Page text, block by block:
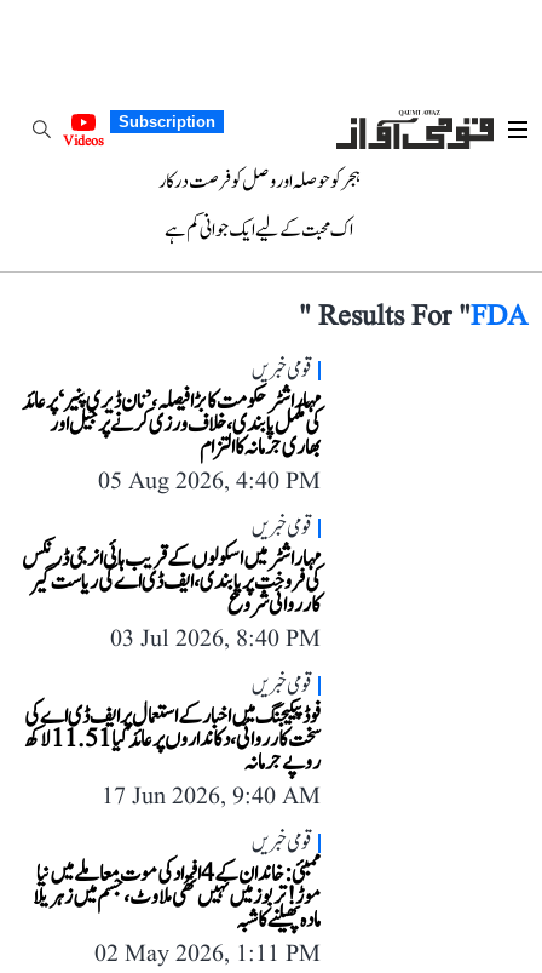
Subscription
Videos
ہجر کو حوصلہ اور وصل کو فرصت درکار
اک محبت کے لیے ایک جوانی کم ہے
Results For "FDA
"
قومی خبریں
مہاراشٹر حکومت کا بڑا فیصلہ، ’نان ڈیری پنیر‘ پر عائد
کی مکمل پابندی، خلاف ورزی کرنے پر جیل اور
بھاری جرمانہ کا التزام
05 Aug 2026, 4:40 PM
قومی خبریں
مہاراشٹر میں اسکولوں کے قریب ہائی انرجی ڈرنکس
کی فروخت پر پابندی، ایف ڈی اے کی ریاست گیر
کارروائی شروع
03 Jul 2026, 8:40 PM
قومی خبریں
فوڈ پیکیجنگ میں اخبار کے استعمال پر ایف ڈی اے کی
سخت کارروائی، دکانداروں پر عائد کیا 11.51 لاکھ
روپے جرمانہ
17 Jun 2026, 9:40 AM
قومی خبریں
ممبئی: خاندان کے 4 افراد کی موت معاملے میں نیا
موڑ! تربوز میں نہیں تھی ملاوٹ، جسم میں زہریلا
مادہ پھیلنے کا شبہ
02 May 2026, 1:11 PM